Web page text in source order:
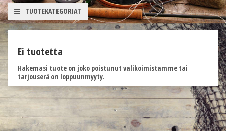
TUOTEKATEGORIAT
Ei tuotetta
Hakemasi tuote on joko poistunut valikoimistamme tai
tarjouserä on loppuunmyyty.